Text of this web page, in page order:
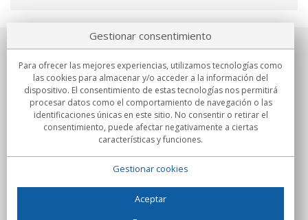
Sobre nosotros
Compromisos
Compras
Gestionar consentimiento
Para ofrecer las mejores experiencias, utilizamos tecnologías como
las cookies para almacenar y/o acceder a la información del
dispositivo. El consentimiento de estas tecnologías nos permitirá
procesar datos como el comportamiento de navegación o las
identificaciones únicas en este sitio. No consentir o retirar el
consentimiento, puede afectar negativamente a ciertas
características y funciones.
Gestionar cookies
Aceptar